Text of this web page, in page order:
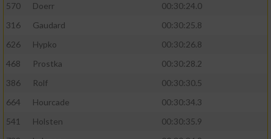
570
Doerr
00:30:24.0
316
Gaudard
00:30:25.8
626
Hypko
00:30:26.8
468
Prostka
00:30:28.2
386
Rolf
00:30:30.5
664
Hourcade
00:30:34.3
541
Holsten
00:30:35.9